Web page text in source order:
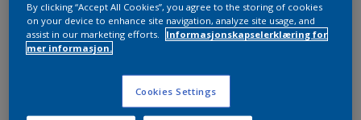
By clicking “Accept All Cookies”, you agree to the storing of cookies
on your device to enhance site navigation, analyze site usage, and
assist in our marketing efforts.
Informasjonskapselerklæring for
mer informasjon.
Cookies Settings